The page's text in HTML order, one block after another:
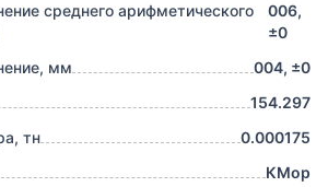
среднего арифметического
006,
±0
мм
004, ±0
154.297
тн
0.000175
КМор